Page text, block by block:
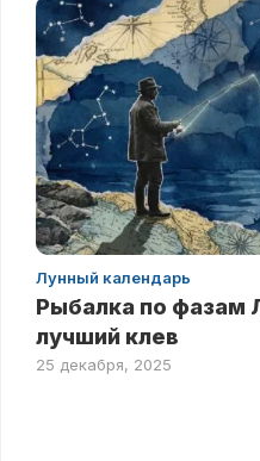
Лунный календарь
Рыбалка по фазам
лучший клев
25 декабря, 2025